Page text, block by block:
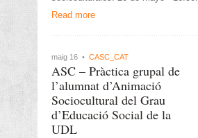
Read more
maig 16 • CASC_CAT
ASC – Pràctica grupal de
l’alumnat d’Animació
Sociocultural del Grau
d’Educació Social de la
UDL